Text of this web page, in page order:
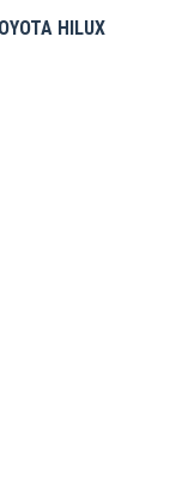
HILUX